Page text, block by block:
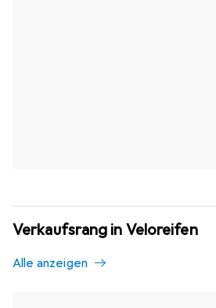
Verkaufsrang in Veloreifen
Alle anzeigen